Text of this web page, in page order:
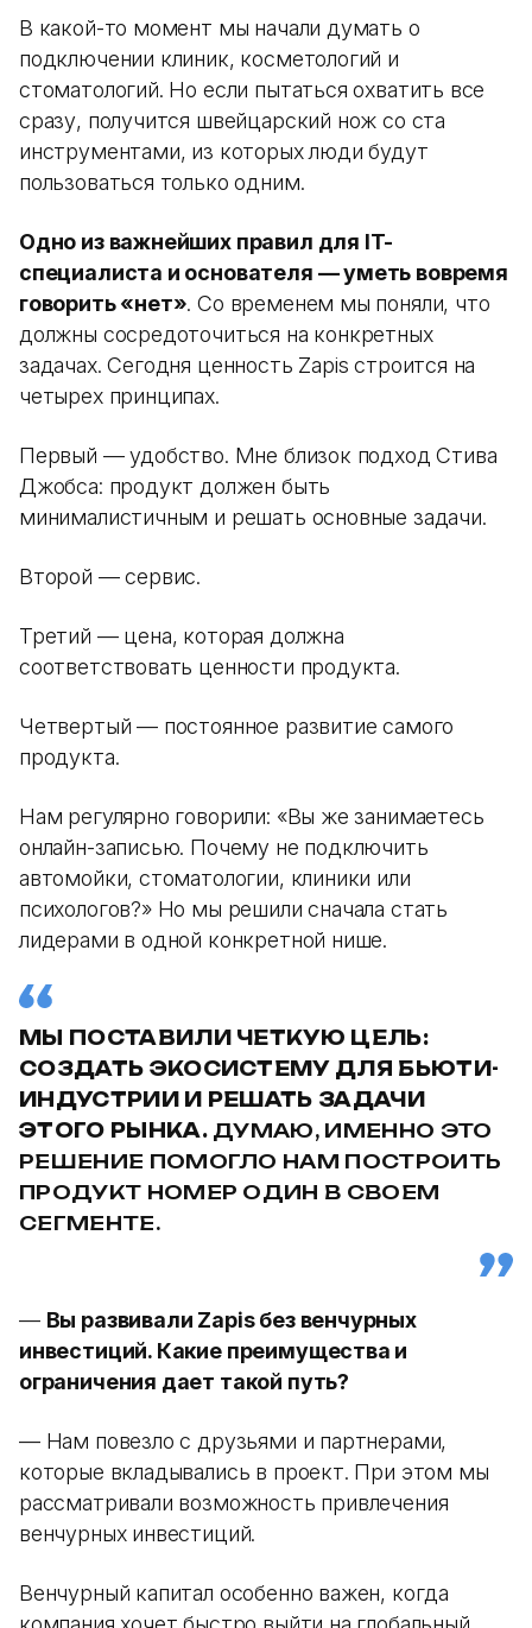
В какой-то момент мы начали думать о
подключении клиник, косметологий и
стоматологий. Но если пытаться охватить все
сразу, получится швейцарский нож со ста
инструментами, из которых люди будут
пользоваться только одним.
Одно из важнейших правил для IT-
специалиста и основателя — уметь вовремя
говорить «нет». Со временем мы поняли, что
должны сосредоточиться на конкретных
задачах. Сегодня ценность Zapis строится на
четырех принципах.
Первый — удобство. Мне близок подход Стива
Джобса: продукт должен быть
минималистичным и решать основные задачи.
Второй — сервис.
Третий — цена, которая должна
соответствовать ценности продукта.
Четвертый — постоянное развитие самого
продукта.
Нам регулярно говорили: «Вы же занимаетесь
онлайн-записью. Почему не подключить
автомойки, стоматологии, клиники или
психологов?» Но мы решили сначала стать
лидерами в одной конкретной нише.
МЫ ПОСТАВИЛИ ЧЕТКУЮ ЦЕЛЬ:
СОЗДАТЬ ЭКОСИСТЕМУ ДЛЯ БЬЮТИ-
ИНДУСТРИИ И РЕШАТЬ ЗАДАЧИ
ЭТОГО РЫНКА. ДУМАЮ, ИМЕННО ЭТО
РЕШЕНИЕ ПОМОГЛО НАМ ПОСТРОИТЬ
ПРОДУКТ НОМЕР ОДИН В СВОЕМ
СЕГМЕНТЕ.
— Вы развивали Zapis без венчурных
инвестиций. Какие преимущества и
ограничения дает такой путь?
— Нам повезло с друзьями и партнерами,
которые вкладывались в проект. При этом мы
рассматривали возможность привлечения
венчурных инвестиций.
Венчурный капитал особенно важен, когда